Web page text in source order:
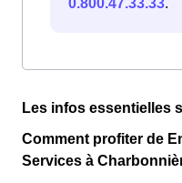
0.800.47.33.33.
Les infos essentielles
Comment profiter de
Services à